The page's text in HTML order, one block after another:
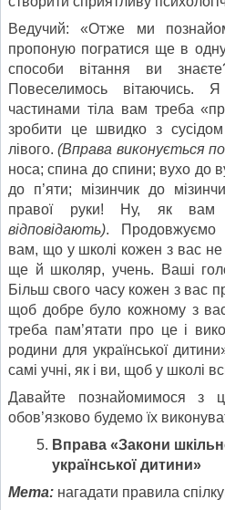
Ведучий: «Отже ми
пропоную погратися ще в одну
способи вітання ви
Повеселимось вітаючись.
частинами тіла вам треба
зробити це швидко з
лівого.(Вправа виконується
носа; спина до спини; вухо до
до п’яти; мізинчик до
правої руки! Ну, як вам
відповідають). Продовжуємо
вам, що у школі кожен з вас
ще й школяр, учень. Ваші
Більш свого часу кожен з вас
щоб добре було кожному з
треба пам’ятати про це і
родини для української
самі учні, як і ви, щоб у школі
Давайте познайомимося з
обов’язково будемо їх
Вправа «Закони
української дитини»
Мета: нагадати правила